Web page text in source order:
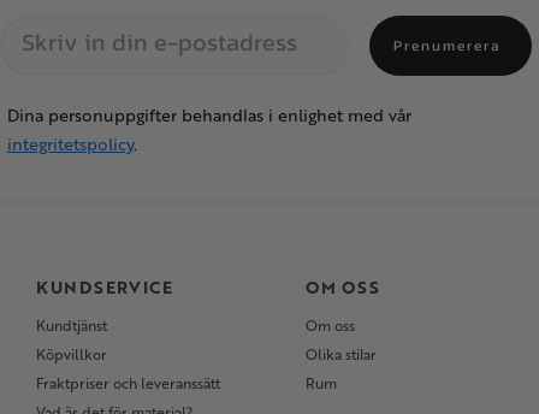
Prenumerera
Dina personuppgifter behandlas i enlighet med vår
integritetspolicy.
KUNDSERVICE
Kundtjänst
Köpvillkor
Fraktpriser och leveranssätt
OM OSS
Om oss
Olika stilar
Rum